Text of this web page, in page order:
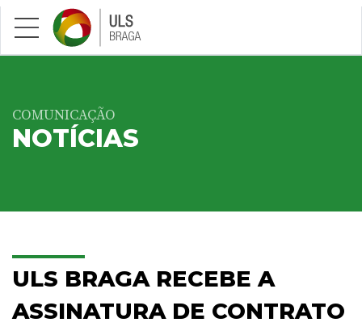
Saltar para conteúdo principal
COMUNICAÇÃO
NOTÍCIAS
ULS BRAGA RECEBE A
ASSINATURA DE CONTRATO